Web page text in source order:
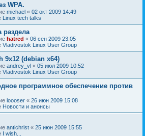
WPA.
michael « 02 окт 2009 14:49
Linux tech talks
раздела
hatred « 06 сен 2009 23:05
Vladivostok Linux User Group
9x12 (debian x64)
andrey_vl « 05 июл 2009 10:52
Vladivostok Linux User Group
программное обеспечение против
loooser « 26 июн 2009 15:08
Новости и анонсы
antichrist « 25 июн 2009 15:55
I wish...